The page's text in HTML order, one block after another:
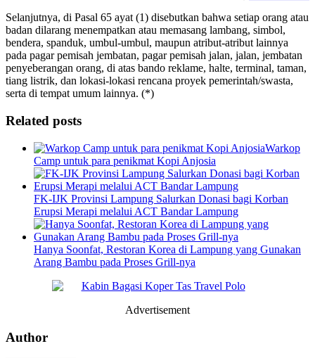
Selanjutnya, di Pasal 65 ayat (1) disebutkan bahwa setiap orang atau
badan dilarang menempatkan atau memasang lambang, simbol,
bendera, spanduk, umbul-umbul, maupun atribut-atribut lainnya
pada pagar pemisah jembatan, pagar pemisah jalan, jalan, jembatan
penyeberangan orang, di atas bando reklame, halte, terminal, taman,
tiang listrik, dan lokasi-lokasi rencana proyek pemerintah/swasta,
serta di tempat umum lainnya. (*)
Related posts
Warkop
Camp untuk para penikmat Kopi Anjosia
FK-IJK Provinsi Lampung Salurkan Donasi bagi Korban
Erupsi Merapi melalui ACT Bandar Lampung
Hanya Soonfat, Restoran Korea di Lampung yang Gunakan
Arang Bambu pada Proses Grill-nya
Advertisement
Author